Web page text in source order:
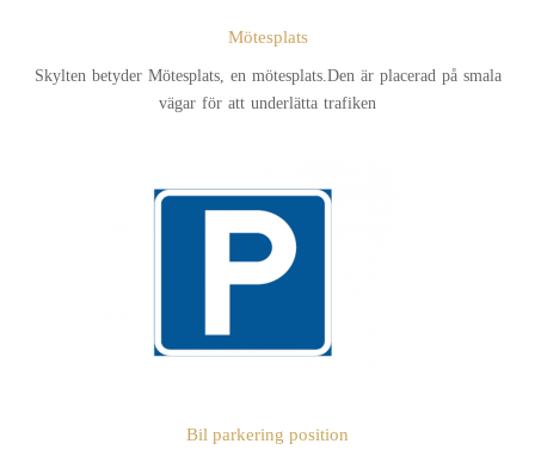
Mötesplats
Skylten betyder Mötesplats, en mötesplats.Den är placerad på smala
vägar för att underlätta trafiken
Bil parkering position